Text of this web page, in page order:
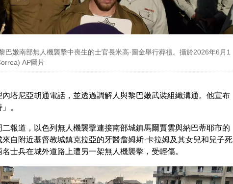
巴嫩南部無人機襲擊中喪生的士官長米高·圖金舉行葬禮。攝於2026年6月1
AP圖片
塔尼亞胡通電話，並透過調解人與黎巴嫩武裝組織溝通。他宣布
。
報道，以色列無人機襲擊連接南部城鎮馬爾賈雲與納巴蒂耶市的
自附近基督教城鎮克拉亞的牙醫詹姆斯·卡拉姆及其女兒和兒子死
士兵在城外道路上遭另一架無人機襲擊，受輕傷。